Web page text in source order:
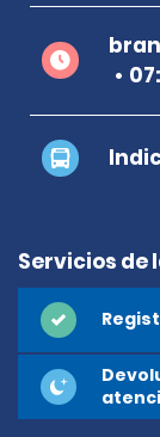
Servicios de